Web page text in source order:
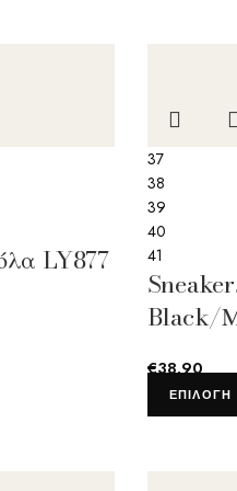
LY877
37
38
39
40
41
Black/
€38.90
ΕΠΙΛΟΓΉ